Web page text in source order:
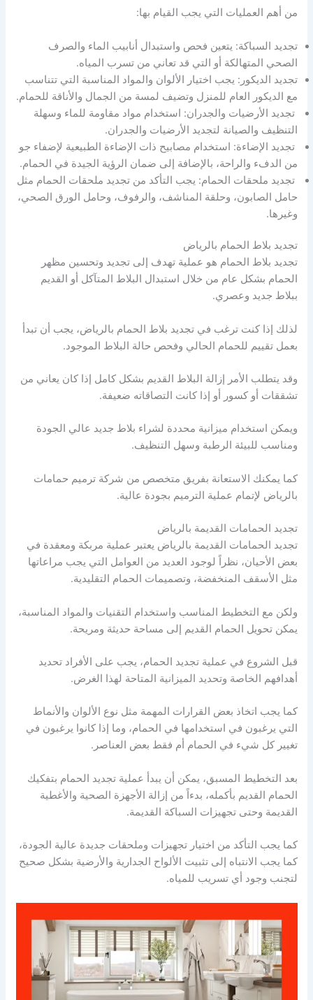
من أهم العمليات التي يجب القيام بها:
تجديد السباكة: يتعين فحص واستبدال أنابيب الماء والصرف
الصحي المتهالكة أو التي قد تعاني من تسرب المياه.
تجديد الديكور: يجب اختيار الألوان والمواد المناسبة التي تتناسب
مع الديكور العام للمنزل وتضيف لمسة من الجمال والأناقة للحمام.
تجديد الأرضيات والجدران: استخدام مواد مقاومة للماء وسهلة
التنظيف والصيانة لتجديد الأرضيات والجدران.
تجديد الإضاءة: استخدام مصابيح ذات الإضاءة الطبيعية لإضفاء جو
من الدفء والراحة، بالإضافة إلى ضمان الرؤية الجيدة في الحمام.
تجديد ملحقات الحمام: يجب التأكد من تجديد ملحقات الحمام مثل
حامل الصابون، وحلقة المناشف، والرفوف، وحامل الورق الصحي،
وغيرها.
تجديد بلاط الحمام بالرياض
تجديد بلاط الحمام هو عملية تهدف إلى تجديد وتحسين مظهر
الحمام بشكل عام من خلال استبدال البلاط المتآكل أو القديم
ببلاط جديد وعصري.
لذلك إذا كنت ترغب في تجديد بلاط الحمام بالرياض، يجب أن تبدأ
بعمل تقييم للحمام الحالي وفحص حالة البلاط الموجود.
وقد يتطلب الأمر إزالة البلاط القديم بشكل كامل إذا كان يعاني من
تشققات أو كسور أو إذا كانت التصاقاته ضعيفة.
ويمكن استخدام ميزانية محددة لشراء بلاط جديد عالي الجودة
ومناسب للبيئة الرطبة وسهل التنظيف.
كما يمكنك الاستعانة بفريق متخصص من شركة ترميم حمامات
بالرياض لإتمام عملية الترميم بجودة عالية.
تجديد الحمامات القديمة بالرياض
تجديد الحمامات القديمة بالرياض يعتبر عملية مربكة ومعقدة في
بعض الأحيان، نظراً لوجود العديد من العوامل التي يجب مراعاتها
مثل الأسقف المنخفضة، وتصميمات الحمام التقليدية.
ولكن مع التخطيط المناسب واستخدام التقنيات والمواد المناسبة،
يمكن تحويل الحمام القديم إلى مساحة حديثة ومريحة.
قبل الشروع في عملية تجديد الحمام، يجب على الأفراد تحديد
أهدافهم الخاصة وتحديد الميزانية المتاحة لهذا الغرض.
كما يجب اتخاذ بعض القرارات المهمة مثل نوع الألوان والأنماط
التي يرغبون في استخدامها في الحمام، وما إذا كانوا يرغبون في
تغيير كل شيء في الحمام أم فقط بعض العناصر.
بعد التخطيط المسبق، يمكن أن يبدأ عملية تجديد الحمام بتفكيك
الحمام القديم بأكمله، بدءاً من إزالة الأجهزة الصحية والأغطية
القديمة وحتى تجهيزات السباكة القديمة.
كما يجب التأكد من اختيار تجهيزات وملحقات جديدة عالية الجودة،
كما يجب الانتباه إلى تثبيت الألواح الجدارية والأرضية بشكل صحيح
لتجنب وجود أي تسريب للمياه.